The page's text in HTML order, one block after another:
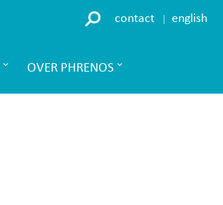
contact english
OVER PHRENOS